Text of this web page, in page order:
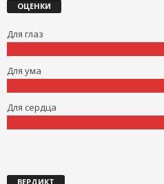
ОЦЕНКИ
Для глаз
Для ума
Для сердца
ВЕРДИКТ